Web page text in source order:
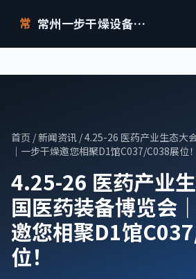
常 常州一步干燥设备有限公司
首页 /新闻资讯 / 4.25-26 医药产业生态大
｜一步干燥邀您相聚D1馆C037/C038展位！
4.25-26 医药产业
国医药装备博览会
邀您相聚D1馆
位！